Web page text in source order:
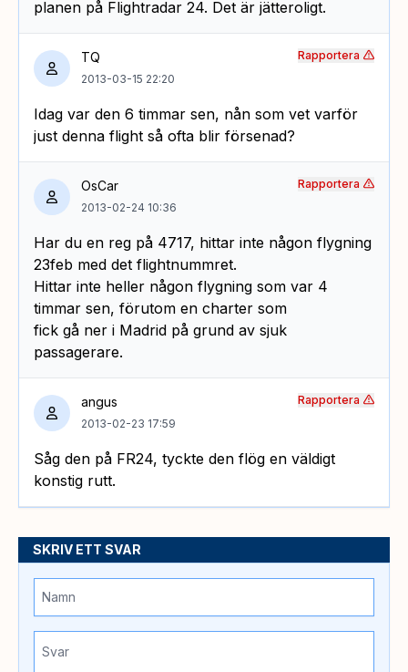
planen på Flightradar 24. Det är jätteroligt.
TQ
2013-03-15 22:20
Idag var den 6 timmar sen, nån som vet varför
just denna flight så ofta blir försenad?
Rapportera
OsCar
2013-02-24 10:36
Har du en reg på 4717, hittar inte någon flygning
23feb med det flightnummret.
Hittar inte heller någon flygning som var 4
timmar sen, förutom en charter som
fick gå ner i Madrid på grund av sjuk
passagerare.
Rapportera
angus
2013-02-23 17:59
Såg den på FR24, tyckte den flög en väldigt
konstig rutt.
Rapportera
SKRIV ETT SVAR